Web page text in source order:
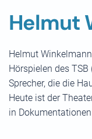
Helmut
Helmut
Hörspielen des
Sprecher, die die
Heute ist der
in